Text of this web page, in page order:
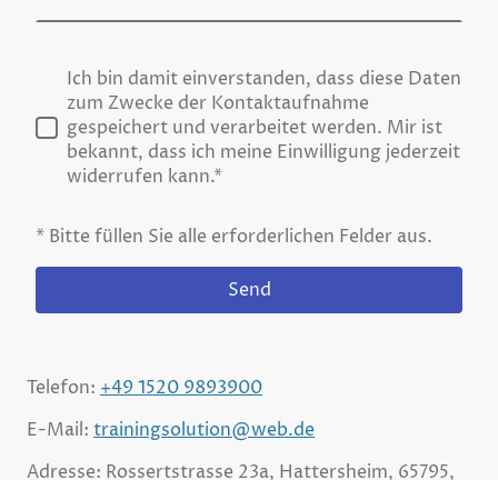
Ich bin damit einverstanden, dass diese Daten
zum Zwecke der Kontaktaufnahme
gespeichert und verarbeitet werden. Mir ist
bekannt, dass ich meine Einwilligung jederzeit
widerrufen kann.*
* Bitte füllen Sie alle erforderlichen Felder aus.
Send
Telefon: +49 1520 9893900
E-Mail: trainingsolution@web.de
Adresse: Rossertstrasse 23a, Hattersheim, 65795,